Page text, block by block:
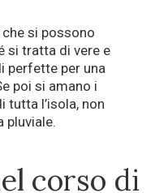
che si possono
si tratta di vere e
perfette per una
poi si amano i
tutta l’isola, non
pluviale.
corso di